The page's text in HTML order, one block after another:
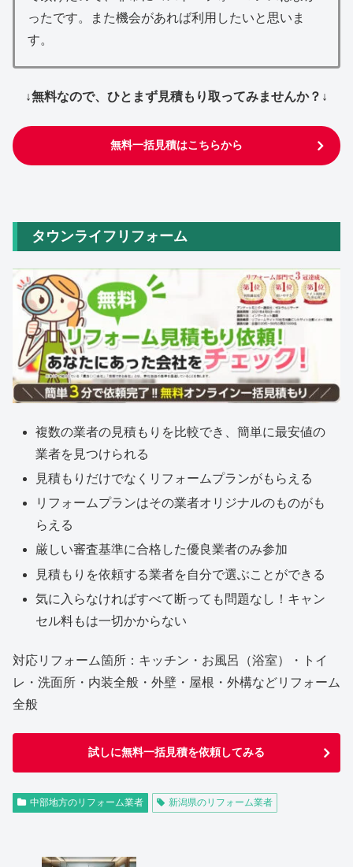
ったです。また機会があれば利用したいと思いま
す。
↓無料なので、ひとまず見積もり取ってみませんか？↓
無料一括見積はこちらから
タウンライフリフォーム
複数の業者の見積もりを比較でき、簡単に最安値の
業者を見つけられる
見積もりだけでなくリフォームプランがもらえる
リフォームプランはその業者オリジナルのものがも
らえる
厳しい審査基準に合格した優良業者のみ参加
見積もりを依頼する業者を自分で選ぶことができる
気に入らなければすべて断っても問題なし！キャン
セル料もは一切かからない
対応リフォーム箇所：キッチン・お風呂（浴室）・トイ
レ・洗面所・内装全般・外壁・屋根・外構などリフォーム
全般
試しに無料一括見積を依頼してみる
中部地方のリフォーム業者 新潟県のリフォーム業者